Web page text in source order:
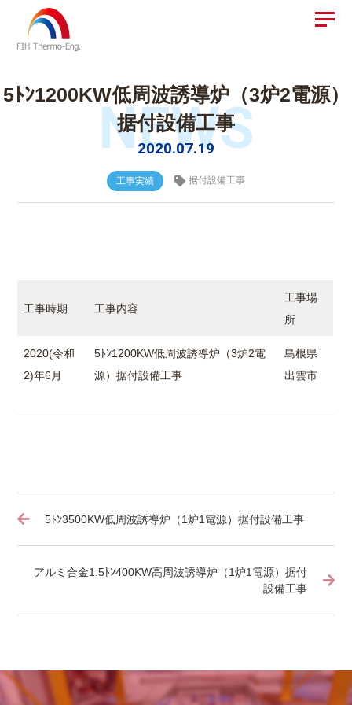
NEWS
5ﾄﾝ1200KW低周波誘導炉（3炉2電源）
据付設備工事
2020.07.19
工事実績 据付設備工事
工事時期 工事内容
工事場
所
2020(令和
2)年6月
5ﾄﾝ1200KW低周波誘導炉（3炉2電
源）据付設備工事
島根県
出雲市
5ﾄﾝ3500KW低周波誘導炉（1炉1電源）据付設備工事
アルミ合金1.5ﾄﾝ400KW高周波誘導炉（1炉1電源）据付
設備工事